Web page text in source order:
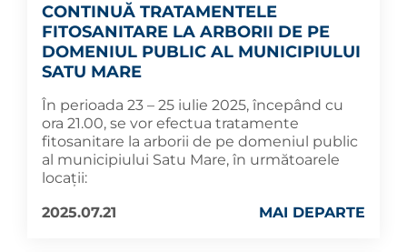
CONTINUĂ TRATAMENTELE
FITOSANITARE LA ARBORII DE PE
DOMENIUL PUBLIC AL MUNICIPIULUI
SATU MARE
În perioada 23 – 25 iulie 2025, începând cu
ora 21.00, se vor efectua tratamente
fitosanitare la arborii de pe domeniul public
al municipiului Satu Mare, în următoarele
locații:
2025.07.21
MAI DEPARTE